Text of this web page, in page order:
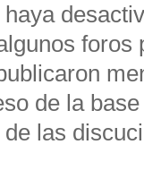
de la
las